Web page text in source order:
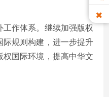
工作体系。继续加强版权
际规则构建，进一步提升
权国际环境，提高中华文